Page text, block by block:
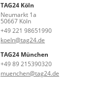
TAG24 Köln
Neumarkt 1a
50667 Köln
+49 221 98651990
koeln@tag24.de
TAG24 München
+49 89 215390320
muenchen@tag24.de